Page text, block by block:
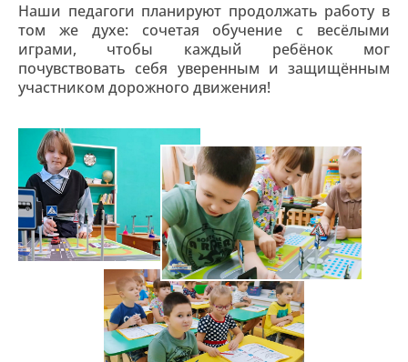
Наши педагоги планируют продолжать работу в
том же духе: сочетая обучение с весёлыми
играми, чтобы каждый ребёнок мог
почувствовать себя уверенным и защищённым
участником дорожного движения!